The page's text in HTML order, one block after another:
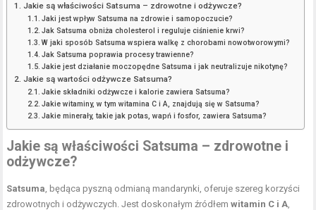
Jakie są właściwości Satsuma – zdrowotne i odżywcze?
Jaki jest wpływ Satsuma na zdrowie i samopoczucie?
Jak Satsuma obniża cholesterol i reguluje ciśnienie krwi?
W jaki sposób Satsuma wspiera walkę z chorobami nowotworowymi?
Jak Satsuma poprawia procesy trawienne?
Jakie jest działanie moczopędne Satsuma i jak neutralizuje nikotynę?
Jakie są wartości odżywcze Satsuma?
Jakie składniki odżywcze i kalorie zawiera Satsuma?
Jakie witaminy, w tym witamina C i A, znajdują się w Satsuma?
Jakie minerały, takie jak potas, wapń i fosfor, zawiera Satsuma?
Jakie są właściwości Satsuma – zdrowotne i
odżywcze?
Satsuma, będąca pyszną odmianą mandarynki, oferuje szereg korzyści
zdrowotnych i odżywczych. Jest doskonałym źródłemwitamin C i A,